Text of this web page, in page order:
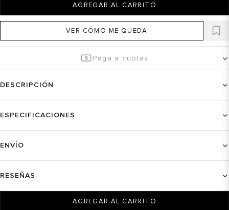
AGREGAR AL CARRITO
VER CÓMO ME QUEDA
Paga a cuotas
DESCRIPCIÓN
ESPECIFICACIONES
ENVÍO
RESEÑAS
AGREGAR AL CARRITO